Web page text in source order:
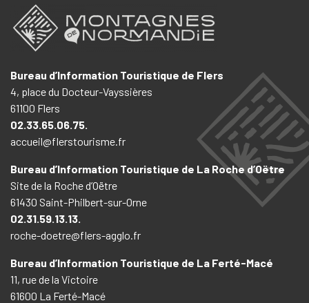
Bureau d’Information Touristique de Flers
4, place du Docteur-Vayssières
61100 Flers
02.33.65.06.75.
accueil@flerstourisme.fr
Bureau d’Information Touristique de La Roche d’Oëtre
Site de la Roche d’Oëtre
61430 Saint-Philbert-sur-Orne
02.31.59.13.13.
roche-doetre@flers-agglo.fr
Bureau d’Information Touristique de La Ferté-Macé
11, rue de la Victoire
61600 La Ferté-Macé